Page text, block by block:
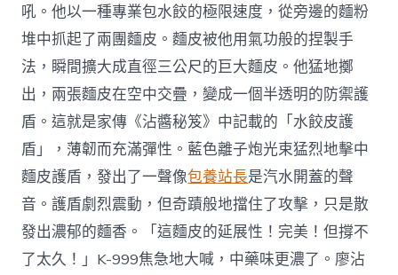
吼。他以一種專業包水餃的極限速度，從旁邊的麵粉
堆中抓起了兩團麵皮。麵皮被他用氣功般的捏製手
法，瞬間擴大成直徑三公尺的巨大麵皮。他猛地擲
出，兩張麵皮在空中交疊，變成一個半透明的防禦護
盾。這就是家傳《沾醬秘笈》中記載的「水餃皮護
盾」，薄韌而充滿彈性。藍色離子炮光束猛烈地擊中
麵皮護盾，發出了一聲像包養站長是汽水開蓋的聲
音。護盾劇烈震動，但奇蹟般地擋住了攻擊，只是散
發出濃郁的麵香。「這麵皮的延展性！完美！但撐不
了太久！」K-999焦急地大喊，中藥味更濃了。廖沾